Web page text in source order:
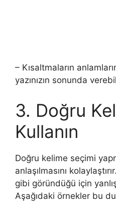
– Kısaltmaların
yazınızın sonunda
3. Doğru
Kullanın
Doğru kelime seçimi
anlaşılmasını
gibi göründüğü için yanlış
Aşağıdaki örnekler bu